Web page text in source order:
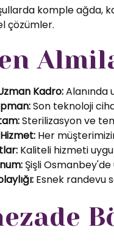
komple ağda,
çözümler.
Kadro:Alanında
Son teknoloji
Sterilizasyon ve
Her
Kaliteli hizmeti
Şişli Osmanbey'de
Esnek randevu